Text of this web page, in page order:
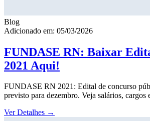
Blog
Adicionado em: 05/03/2026
FUNDASE RN: Baixar
2021 Aqui!
FUNDASE RN 2021: Edital de concurso
previsto para dezembro. Veja salários, cargos
Ver Detalhes →